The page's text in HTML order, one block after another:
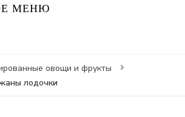
МЕНЮ
овощи и фрукты
лодочки